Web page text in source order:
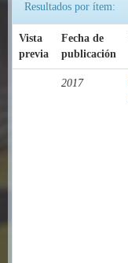
Resultados por ítem:
Vista
previa
Fecha de
publicación
2017